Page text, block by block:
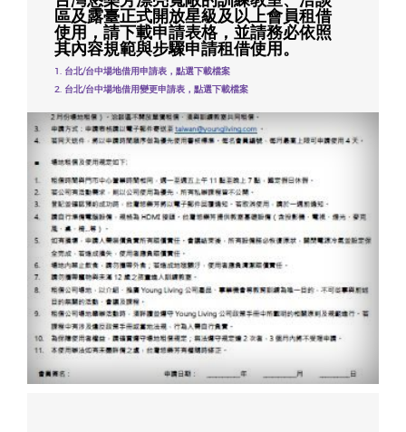
區及露臺正式開放星級及以上會員租借
使用，請下載申請表格，並請務必依照
其內容規範與步驟申請租借使用。
1. 台北/台中場地借用申請表，點選下載檔案
2. 台北/台中場地借用變更申請表，點選下載檔案